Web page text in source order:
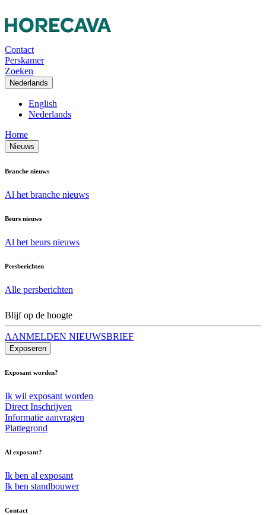
Contact
Perskamer
Zoeken
Nederlands
English
Nederlands
Home
Nieuws
Branche nieuws
Al het branche nieuws
Beurs nieuws
Al het beurs nieuws
Persberichten
Alle persberichten
Blijf op de hoogte
AANMELDEN NIEUWSBRIEF
Exposeren
Exposant worden?
Ik wil exposant worden
Direct Inschrijven
Informatie aanvragen
Plattegrond
Al exposant?
Ik ben al exposant
Ik ben standbouwer
Contact